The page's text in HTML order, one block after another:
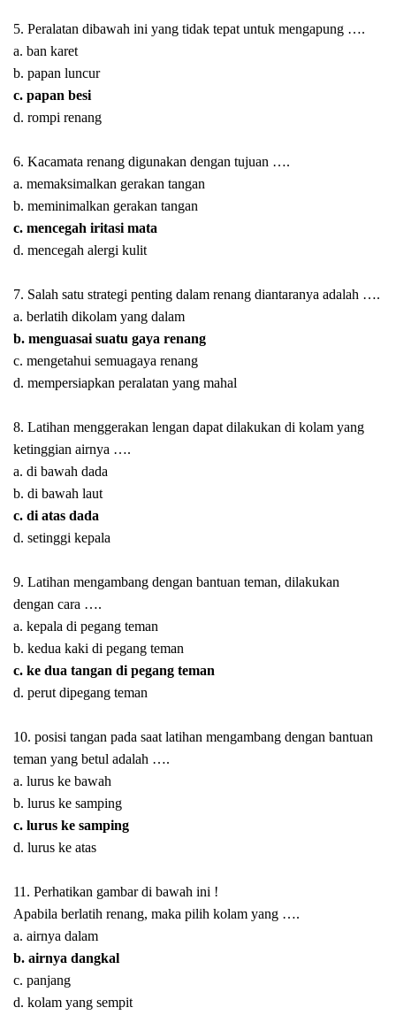
5. Peralatan dibawah ini yang tidak tepat untuk mengapung ….
a. ban karet
b. papan luncur
c. papan besi
d. rompi renang
6. Kacamata renang digunakan dengan tujuan ….
a. memaksimalkan gerakan tangan
b. meminimalkan gerakan tangan
c. mencegah iritasi mata
d. mencegah alergi kulit
7. Salah satu strategi penting dalam renang diantaranya adalah ….
a. berlatih dikolam yang dalam
b. menguasai suatu gaya renang
c. mengetahui semuagaya renang
d. mempersiapkan peralatan yang mahal
8. Latihan menggerakan lengan dapat dilakukan di kolam yang
ketinggian airnya ….
a. di bawah dada
b. di bawah laut
c. di atas dada
d. setinggi kepala
9. Latihan mengambang dengan bantuan teman, dilakukan
dengan cara ….
a. kepala di pegang teman
b. kedua kaki di pegang teman
c. ke dua tangan di pegang teman
d. perut dipegang teman
10. posisi tangan pada saat latihan mengambang dengan bantuan
teman yang betul adalah ….
a. lurus ke bawah
b. lurus ke samping
c. lurus ke samping
d. lurus ke atas
11. Perhatikan gambar di bawah ini !
Apabila berlatih renang, maka pilih kolam yang ….
a. airnya dalam
b. airnya dangkal
c. panjang
d. kolam yang sempit